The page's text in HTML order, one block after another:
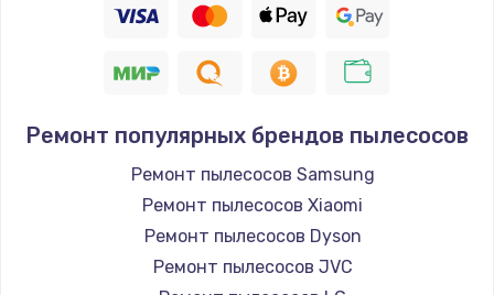
Ремонт популярных брендов пылесосов
Ремонт пылесосов Samsung
Ремонт пылесосов Xiaomi
Ремонт пылесосов Dyson
Ремонт пылесосов JVC